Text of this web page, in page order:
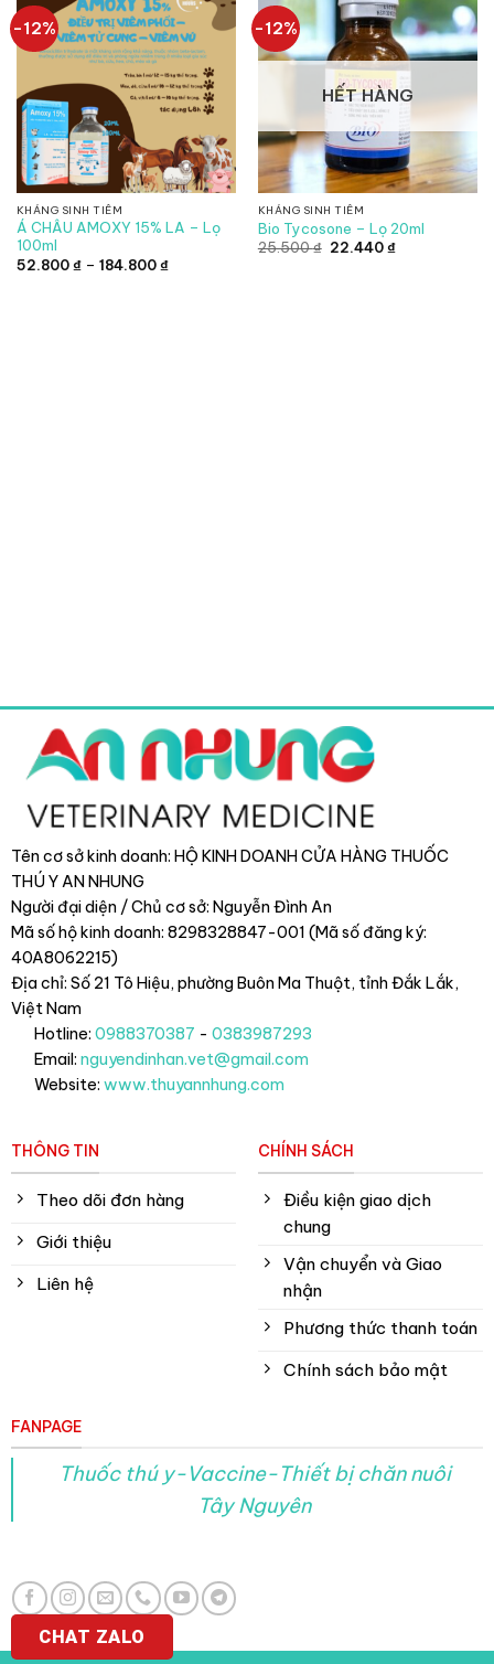
CHAT ZALO
-12%
KHÁNG SINH TIÊM
Á CHÂU AMOXY 15% LA – Lọ
100ml
52.800₫ – 184.800₫Khoảng
-12%
HẾT HÀNG
KHÁNG SINH TIÊM
Bio Tycosone – Lọ 20ml
25.500₫ Giá
22.440₫Giá
Tên cơ sở kinh doanh: HỘ KINH DOANH CỬA HÀNG THUỐC
THÚ Y AN NHUNG
Người đại diện / Chủ cơ sở: Nguyễn Đình An
Mã số hộ kinh doanh: 8298328847-001 (Mã số đăng ký:
40A8062215)
Địa chỉ: Số 21 Tô Hiệu, phường Buôn Ma Thuột, tỉnh Đắk Lắk,
Việt Nam
Hotline: 0988370387 - 0383987293
Email: nguyendinhan.vet@gmail.com
Website: www.thuyannhung.com
THÔNG TIN
Theo dõi đơn hàng
Giới thiệu
Liên hệ
CHÍNH SÁCH
Điều kiện giao dịch
chung
Vận chuyển và Giao
nhận
Phương thức thanh toán
Chính sách bảo mật
FANPAGE
Thuốc thú y-Vaccine-Thiết bị chăn nuôi
Tây Nguyên